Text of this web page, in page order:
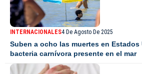
INTERNACIONALES4 De Agosto De 2025
Suben a ocho las muertes en
bacteria carnívora presente en el mar